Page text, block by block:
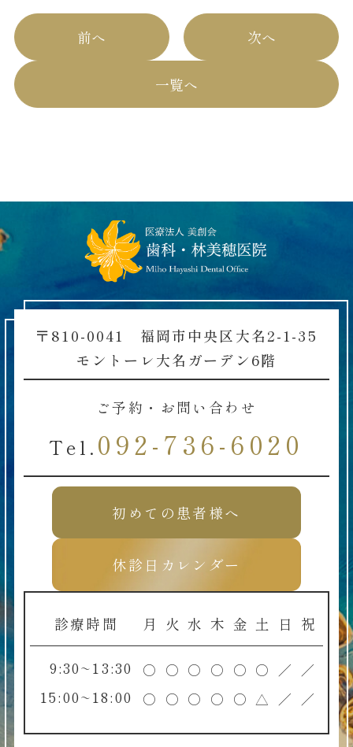
前へ
一覧へ
次へ
〒810-0041 福岡市中央区大名2-1-35
モントーレ大名ガーデン6階
ご予約・お問い合わせ
Tel. 092-736-6020
初めての患者様へ
休診日カレンダー
診療時間 月 火 水 木 金 土 日 祝
9:30~13:30 ○ ○ ○ ○ ○ ○ ／ ／
15:00~18:00 ○ ○ ○ ○ ○ △ ／ ／